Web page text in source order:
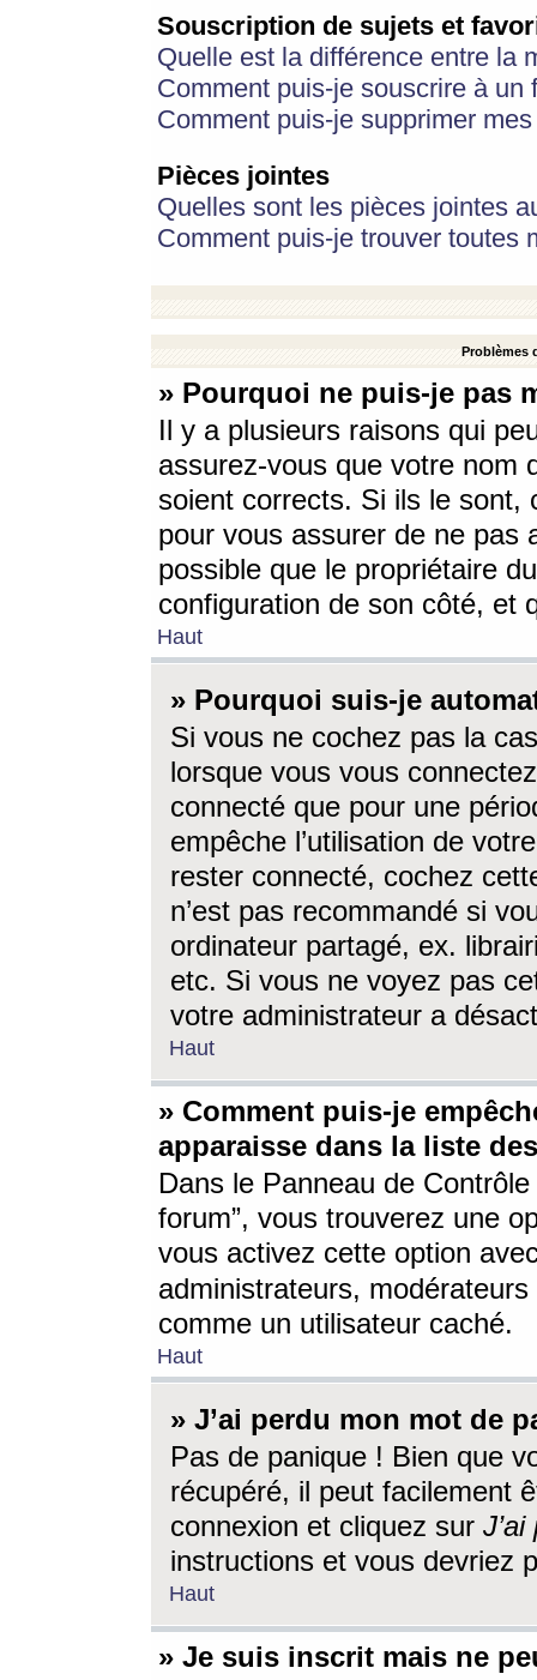
Souscription de sujets et
Quelle est la différence entre la
Comment puis-je souscrire à
Comment puis-je supprimer
Pièces jointes
Quelles sont les pièces jointes
Comment puis-je trouver toutes
Problèmes
» Pourquoi ne puis-je pas
Il y a plusieurs raisons qui
assurez-vous que votre nom
soient corrects. Si ils le sont,
pour vous assurer de ne pas
possible que le propriétaire
configuration de son côté, et
Haut
» Pourquoi suis-je
Si vous ne cochez pas la
lorsque vous vous
connecté que pour une
empêche l’utilisation de
rester connecté, cochez
n’est pas recommandé si
ordinateur partagé, ex.
etc. Si vous ne voyez pas
votre administrateur a
Haut
» Comment puis-je
apparaisse dans la liste
Dans le Panneau de
forum”, vous trouverez une
vous activez cette option
administrateurs,
comme un utilisateur caché.
Haut
» J’ai perdu mon mot de
Pas de panique ! Bien que
récupéré, il peut facilement
connexion et cliquez sur
instructions et vous devriez
Haut
» Je suis inscrit mais ne